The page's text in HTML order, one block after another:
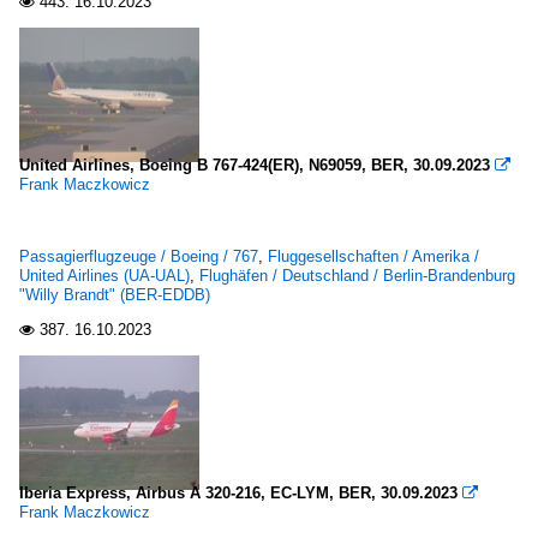
United Airlines, Boeing B 767-424(ER), N69059, BER, 30.09.2023 
Frank Maczkowicz
Passagierflugzeuge / Boeing / 767, Fluggesellschaften / Amerika /
United Airlines (UA-UAL), Flughäfen / Deutschland / Berlin-Brandenburg
"Willy Brandt" (BER-EDDB)
 387. 16.10.2023
Iberia Express, Airbus A 320-216, EC-LYM, BER, 30.09.2023 
Frank Maczkowicz